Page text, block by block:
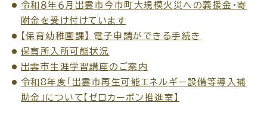
令和８年６月出雲市今市町大規模火災への義援金・寄
附金を受け付けています
【保育幼稚園課】 電子申請ができる手続き
保育所入所可能状況
出雲市生涯学習講座のご案内
令和8年度「出雲市再生可能エネルギー設備等導入補
助金」について【ゼロカーボン推進室】